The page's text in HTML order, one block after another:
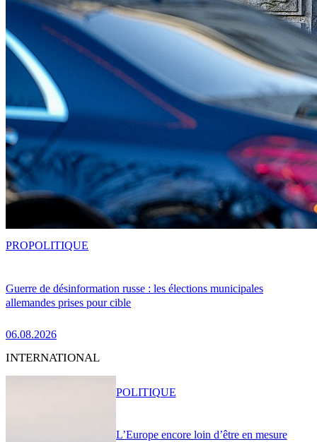
Guerre de désinformation russe : les élections municipales
allemandes prises pour cible
06.08.2026
PROPOLITIQUE
INTERNATIONAL
L’Europe encore loin d’être en mesure
POLITIQUE